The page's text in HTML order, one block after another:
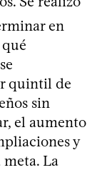
en
quintil de
sin
el aumento
y
La